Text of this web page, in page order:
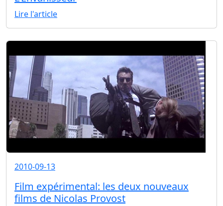
Lire l'article
2010-09-13
Film expérimental: les deux nouveaux
films de Nicolas Provost